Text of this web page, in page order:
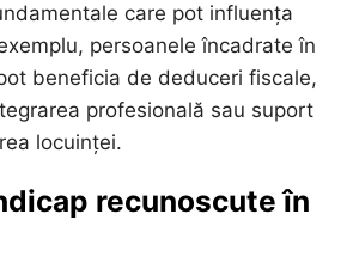
care pot influența
persoanele încadrate în
beneficia de deduceri fiscale,
profesională sau suport
locuinței.
recunoscute în